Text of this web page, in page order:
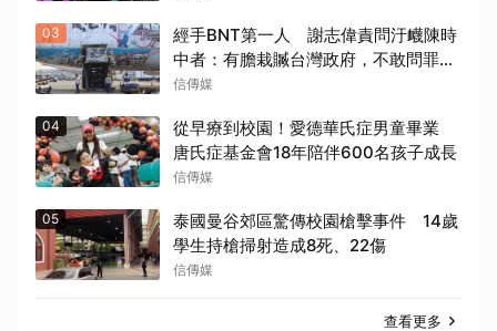
03
經手BNT第一人 謝志偉責問汙衊陳時
中者：有膽栽贓台灣政府，不敢問罪中
共政權
信傳媒
04
從早療到校園！愛德華氏症男童畢業
唐氏症基金會18年陪伴600名孩子成長
信傳媒
05
泰國曼谷郊區驚傳校園槍擊事件 14歲
學生持槍掃射造成8死、22傷
信傳媒
查看更多